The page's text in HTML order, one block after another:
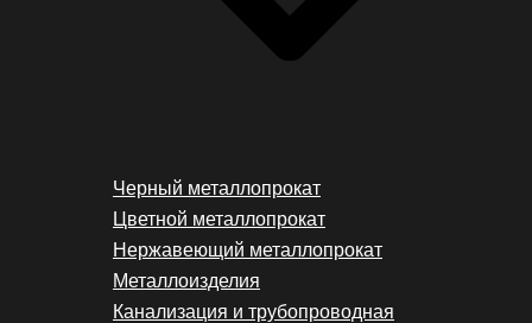
Черный металлопрокат
Цветной металлопрокат
Нержавеющий металлопрокат
Металлоизделия
Канализация и трубопроводная